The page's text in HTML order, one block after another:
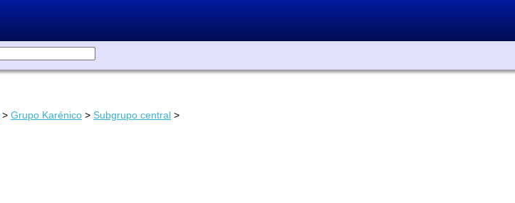
> Grupo Karénico > Subgrupo central >